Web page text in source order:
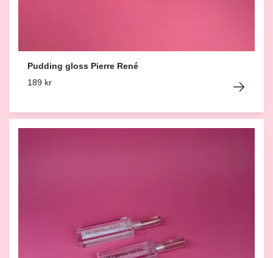
Pudding gloss Pierre René
189 kr